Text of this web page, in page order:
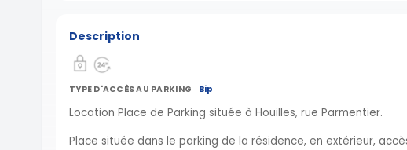
Description
TYPE D'ACCÈS AU PARKING Bip
Location Place de Parking située à Houilles, rue Parmentier.
Place située dans le parking de la résidence, en extérieur,